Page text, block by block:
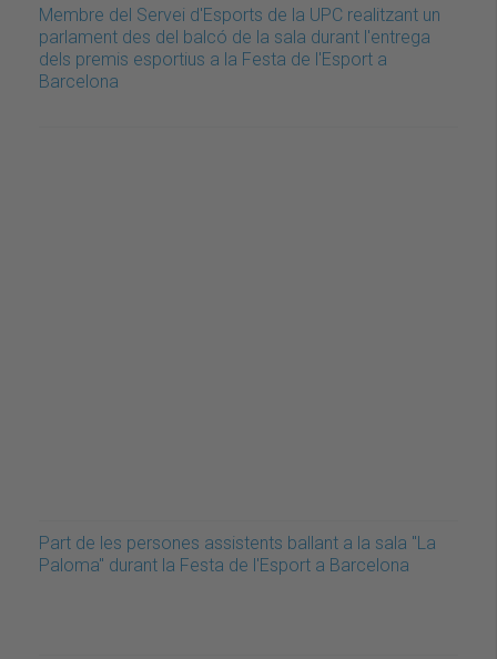
Membre del Servei d'Esports de la UPC realitzant un
parlament des del balcó de la sala durant l'entrega
dels premis esportius a la Festa de l'Esport a
Barcelona
Part de les persones assistents ballant a la sala "La
Paloma" durant la Festa de l'Esport a Barcelona